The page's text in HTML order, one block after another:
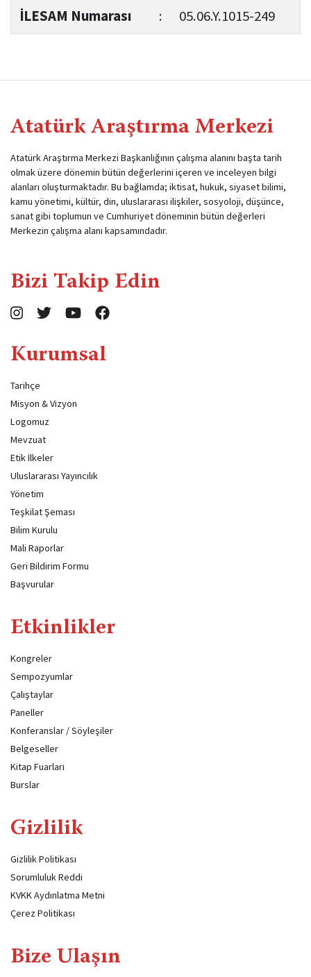
İLESAM Numarası
: 05.06.Y.1015-249
Atatürk Araştırma Merkezi
Atatürk Araştırma Merkezi Başkanlığının çalışma alanını başta tarih
olmak üzere dönemin bütün değerlerini içeren ve inceleyen bilgi
alanları oluşturmaktadır. Bu bağlamda; iktisat, hukuk, siyaset bilimi,
kamu yönetimi, kültür, din, uluslararası ilişkiler, sosyoloji, düşünce,
sanat gibi toplumun ve Cumhuriyet döneminin bütün değerleri
Merkezin çalışma alanı kapsamındadır.
Bizi Takip Edin
Kurumsal
Tarihçe
Misyon & Vizyon
Logomuz
Mevzuat
Etik İlkeler
Uluslararası Yayıncılık
Yönetim
Teşkilat Şeması
Bilim Kurulu
Mali Raporlar
Geri Bildirim Formu
Başvurular
Etkinlikler
Kongreler
Sempozyumlar
Çalıştaylar
Paneller
Konferanslar / Söyleşiler
Belgeseller
Kitap Fuarları
Burslar
Gizlilik
Gizlilik Politikası
Sorumluluk Reddi
KVKK Aydınlatma Metni
Çerez Politikası
Bize Ulaşın